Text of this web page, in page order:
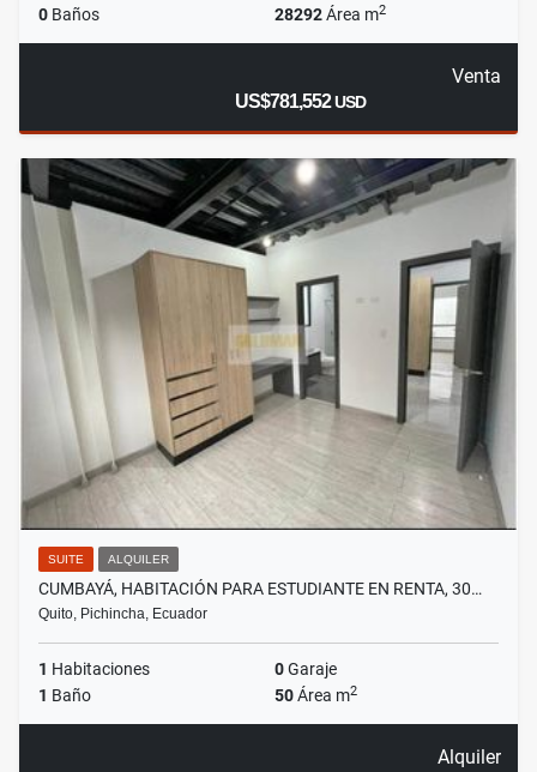
0 Baños 28292Área m2
Venta
US$781,552USD
SUITE ALQUILER
CUMBAYÁ, HABITACIÓN PARA ESTUDIANTE EN RENTA, 30…
Quito, Pichincha, Ecuador
1 Habitaciones 0Garaje
1 Baño 50Área m2
Alquiler